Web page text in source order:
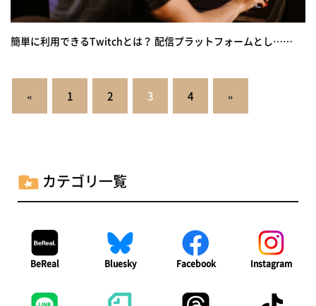
簡単に利用できるTwitchとは？ 配信プラットフォームとし……
投
稿
ー
送
り
« 1 2 3 4 »
カテゴリ一覧
BeReal Bluesky Facebook Instagram